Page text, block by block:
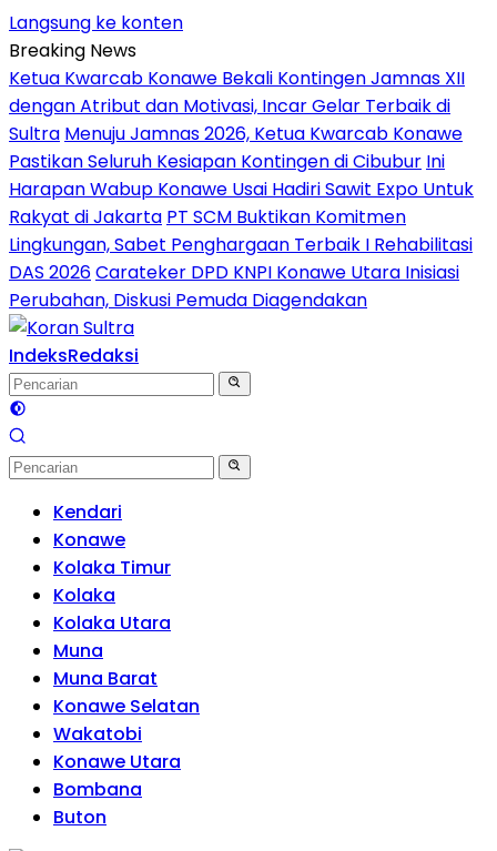
Langsung ke konten
Breaking News
Ketua Kwarcab Konawe Bekali Kontingen Jamnas XII
dengan Atribut dan Motivasi, Incar Gelar Terbaik di
Sultra Menuju Jamnas 2026, Ketua Kwarcab Konawe
Pastikan Seluruh Kesiapan Kontingen di Cibubur Ini
Harapan Wabup Konawe Usai Hadiri Sawit Expo Untuk
Rakyat di Jakarta PT SCM Buktikan Komitmen
Lingkungan, Sabet Penghargaan Terbaik I Rehabilitasi
DAS 2026Carateker DPD KNPI Konawe Utara Inisiasi
Perubahan, Diskusi Pemuda Diagendakan
IndeksRedaksi
Kendari
Konawe
Kolaka Timur
Kolaka
Kolaka Utara
Muna
Muna Barat
Konawe Selatan
Wakatobi
Konawe Utara
Bombana
Buton